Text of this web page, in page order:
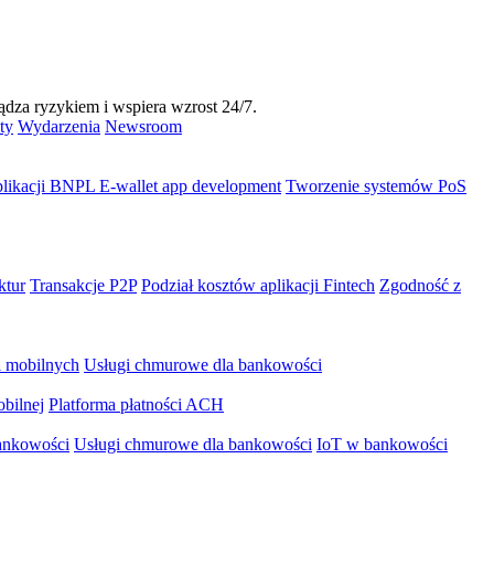
ryzykiem i wspiera wzrost 24/7.
Wydarzenia Newsroom
BNPL E-wallet app development Tworzenie systemów PoS
Transakcje P2P Podział kosztów aplikacji Fintech Zgodność z
mobilnych Usługi chmurowe dla bankowości
Platforma płatności ACH
Usługi chmurowe dla bankowości IoT w bankowości